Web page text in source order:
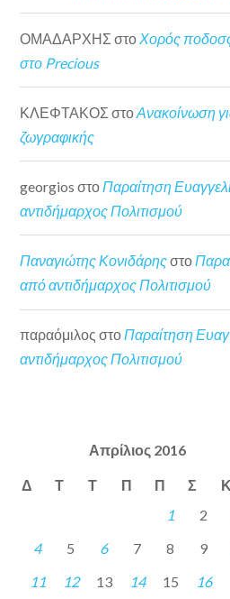
ΟΜΑΔΑΡΧΗΣ στο Χορός
στο Precious
ΚΛΕΦΤΑΚΟΣ στοΑνακοίνωση
ζωγραφικής
georgios στοΠαραίτηση
αντιδήμαρχος Πολιτισμού
Παναγιώτης Κονιδάρηςστο
από αντιδήμαρχος Πολιτισμού
παραόμιλος στοΠαραίτηση
αντιδήμαρχος Πολιτισμού
Απρίλιος 2016
Δ Τ Τ Π Π Σ Κ
1 2
4
5 6 7 8 9
11
12 13 14 15 16